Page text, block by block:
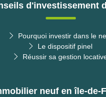
d'investissement
Pourquoi investir dans le
Le dispositif pinel
Réussir sa gestion
neuf en île-de-